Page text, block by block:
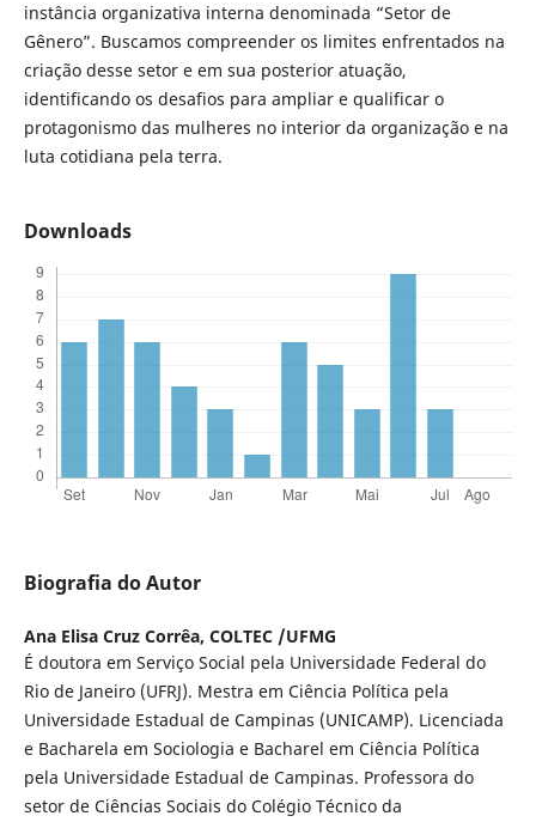
instância organizativa interna denominada “Setor de
Gênero”. Buscamos compreender os limites enfrentados na
criação desse setor e em sua posterior atuação,
identificando os desafios para ampliar e qualificar o
protagonismo das mulheres no interior da organização e na
luta cotidiana pela terra.
Downloads
Biografia do Autor
Ana Elisa Cruz Corrêa, COLTEC /UFMG
É doutora em Serviço Social pela Universidade Federal do
Rio de Janeiro (UFRJ). Mestra em Ciência Política pela
Universidade Estadual de Campinas (UNICAMP). Licenciada
e Bacharela em Sociologia e Bacharel em Ciência Política
pela Universidade Estadual de Campinas. Professora do
setor de Ciências Sociais do Colégio Técnico da